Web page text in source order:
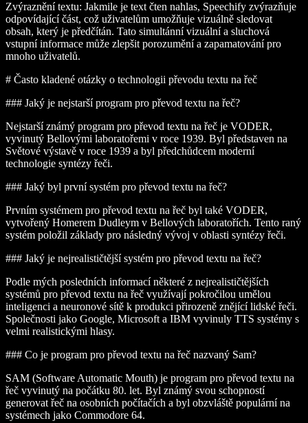
Zvýraznění textu: Jakmile je text čten nahlas, Speechify zvýrazňuje
odpovídající část, což uživatelům umožňuje vizuálně sledovat
obsah, který je předčítán. Tato simultánní vizuální a sluchová
vstupní informace může zlepšit porozumění a zapamatování pro
mnoho uživatelů.
# Často kladené otázky o technologii převodu textu na řeč
### Jaký je nejstarší program pro převod textu na řeč?
Nejstarší známý program pro převod textu na řeč je VODER,
vyvinutý Bellovými laboratořemi v roce 1939. Byl představen na
Světové výstavě v roce 1939 a byl předchůdcem moderní
technologie syntézy řeči.
### Jaký byl první systém pro převod textu na řeč?
Prvním systémem pro převod textu na řeč byl také VODER,
vytvořený Homerem Dudleym v Bellových laboratořích. Tento raný
systém položil základy pro následný vývoj v oblasti syntézy řeči.
### Jaký je nejrealističtější systém pro převod textu na řeč?
Podle mých posledních informací některé z nejrealističtějších
systémů pro převod textu na řeč využívají pokročilou umělou
inteligenci a neuronové sítě k produkci přirozeně znějící lidské řeči.
Společnosti jako Google, Microsoft a IBM vyvinuly TTS systémy s
velmi realistickými hlasy.
### Co je program pro převod textu na řeč nazvaný Sam?
SAM (Software Automatic Mouth) je program pro převod textu na
řeč vyvinutý na počátku 80. let. Byl známý svou schopností
generovat řeč na osobních počítačích a byl obzvláště populární na
systémech jako Commodore 64.